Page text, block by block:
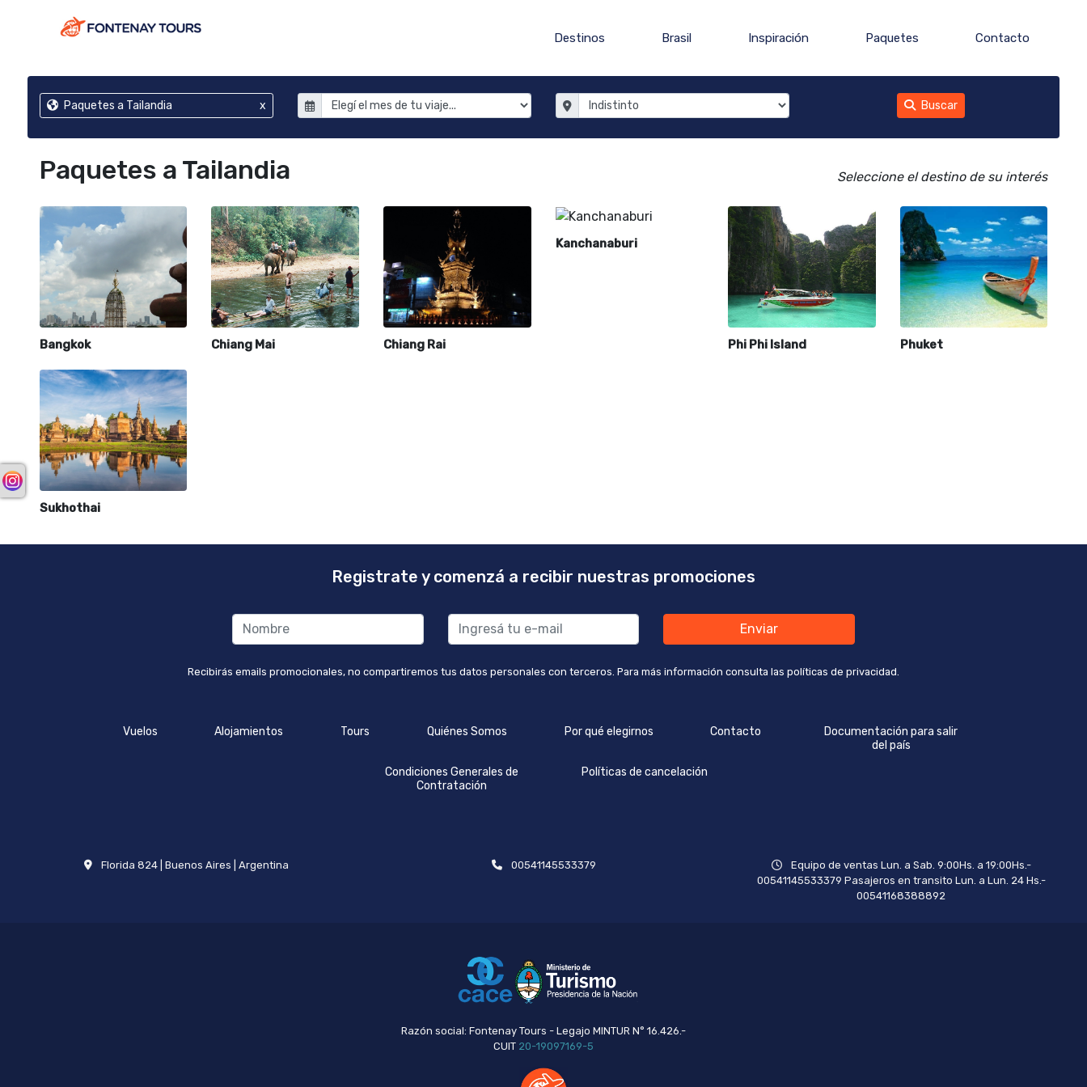
Destinos Brasil Inspiración Paquetes Contacto
Paquetes a Tailandia x Buscar
Paquetes a Tailandia Seleccione el destino de su interés
Bangkok Chiang Mai Chiang Rai
Kanchanaburi
Phi Phi Island Phuket
Sukhothai
Registrate y comenzá a recibir nuestras promociones
Enviar
Recibirás emails promocionales, no compartiremos tus datos personales con terceros. Para más información consulta las políticas de privacidad.
Vuelos Alojamientos Tours Quiénes Somos Por qué elegirnos Contacto
Documentación para salir
del país
Condiciones Generales de
Contratación
Políticas de cancelación
Florida 824 | Buenos Aires | Argentina 00541145533379
Equipo de ventas Lun. a Sab. 9:00Hs. a 19:00Hs.-
00541145533379 Pasajeros en transito Lun. a Lun. 24 Hs.-
00541168388892
Razón social: Fontenay Tours - Legajo MINTUR N° 16.426.-
CUIT 20-19097169-5